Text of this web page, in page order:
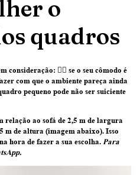
o
quadros
consideração: 👉🏽 se o seu cômodo é
com que o ambiente pareça ainda
pequeno pode não ser suiciente
relação ao sofá de 2,5 m de largura
m de altura (imagem abaixo). Isso
hora de fazer a sua escolha. Para